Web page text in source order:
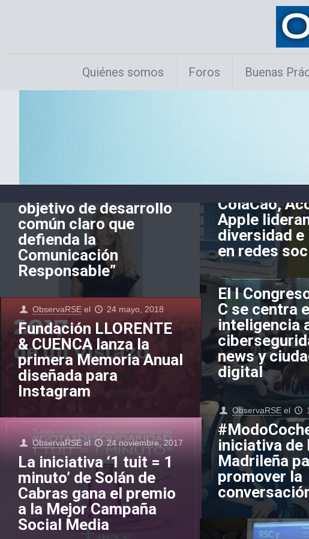
Quiénes somos Foros Buenas
objetivo de desarrollo
común claro que
defienda la
Comunicación
Responsable”
Allianz,
ColaCao,
Apple
diversidad
en redes
El I
C se centra
inteligencia
news y
digital
ObservaRSE el 24 mayo, 2018
Fundación LLORENTE
& CUENCA lanza la
primera Memoria Anual
diseñada para
Instagram
ObservaRSE el
iniciativa de
Madrileña
promover la
ObservaRSE el 24 noviembre, 2017
La iniciativa ‘1 tuit = 1
minuto’ de Solán de
Cabras gana el premio
a la Mejor Campaña
Social Media